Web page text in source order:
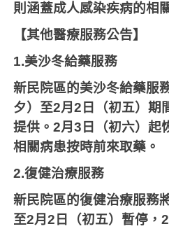
則涵蓋成人感染疾病的相
【其他醫療服務公告】
1.美沙冬給藥服務
新民院區的美沙冬給藥服
夕）至2月2 日（初五）期
提供。2月3 日（初六）起
相關病患按時前來取藥。
2.復健治療服務
新民院區的復健治療服務
至2月2 日（初五）暫停，2